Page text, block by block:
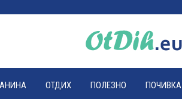
ОТДИХ ПОЛЕЗНО ПОЧИВКА